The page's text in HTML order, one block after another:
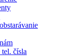
čísla